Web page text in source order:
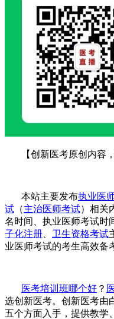
【创新医考原创内容
本站主要发布执业医
试 （主治医师考试）相关
名时间、 执业医师考试时
子化注册
卫生资格考试
业医师考试的考生高效备
医考培训班哪个好 ？
选创新医考。创新医考由
五个方面入手，提供教学